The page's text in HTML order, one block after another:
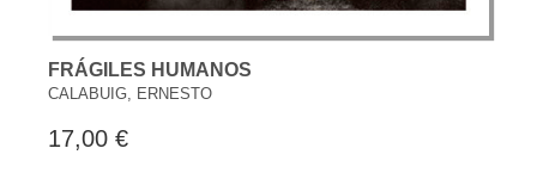
FRÁGILES HUMANOS
CALABUIG, ERNESTO
17,00 €